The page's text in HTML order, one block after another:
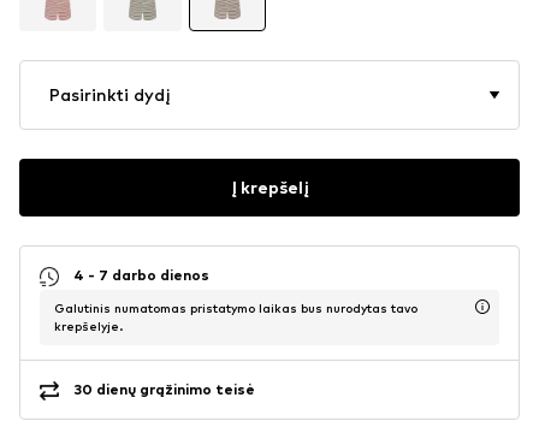
Pasirinkti dydį
Į krepšelį
4 - 7 darbo dienos
Galutinis numatomas pristatymo laikas bus nurodytas tavo
krepšelyje.
30 dienų grąžinimo teisė